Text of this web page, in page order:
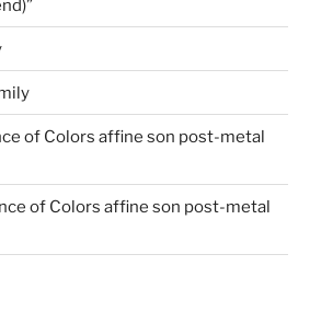
of Colors affine son post-metal
of Colors affine son post-metal